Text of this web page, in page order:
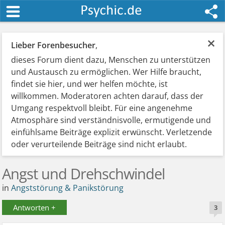
×
Lieber Forenbesucher,
dieses Forum dient dazu, Menschen zu unterstützen
und Austausch zu ermöglichen. Wer Hilfe braucht,
findet sie hier, und wer helfen möchte, ist
willkommen. Moderatoren achten darauf, dass der
Umgang respektvoll bleibt. Für eine angenehme
Atmosphäre sind verständnisvolle, ermutigende und
einfühlsame Beiträge explizit erwünscht. Verletzende
oder verurteilende Beiträge sind nicht erlaubt.
Angst und Drehschwindel
inAngststörung & Panikstörung
Antworten + 3